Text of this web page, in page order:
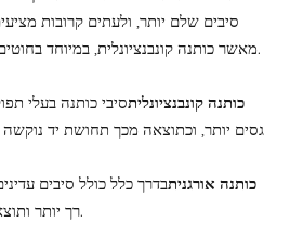
סיבים שלם יותר, ולעתים קרובות
מאשר כותנה קונבנציונלית, במיוחד בחוטים עדינים ובדים איכותיים.
כותנה קונבנציונליתסיבי כותנה בעלי
גסים יותר, וכתוצאה מכך תחושת יד נוקשה
כותנה אורגניתבדרך כלל כולל סיבים
רך יותר ותוצאות צביעה אחידות יותר.